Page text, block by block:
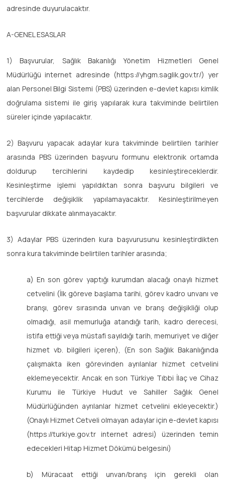
adresinde duyurulacaktır.
A-GENEL ESASLAR
1) Başvurular, Sağlık Bakanlığı Yönetim Hizmetleri Genel
Müdürlüğü internet adresinde (https://yhgm.saglik.gov.tr/) yer
alan Personel Bilgi Sistemi (PBS) üzerinden e-devlet kapısı kimlik
doğrulama sistemi ile giriş yapılarak kura takviminde belirtilen
süreler içinde yapılacaktır.
2) Başvuru yapacak adaylar kura takviminde belirtilen tarihler
arasında PBS üzerinden başvuru formunu elektronik ortamda
doldurup tercihlerini kaydedip kesinleştireceklerdir.
Kesinleştirme işlemi yapıldıktan sonra başvuru bilgileri ve
tercihlerde değişiklik yapılamayacaktır. Kesinleştirilmeyen
başvurular dikkate alınmayacaktır.
3) Adaylar PBS üzerinden kura başvurusunu kesinleştirdikten
sonra kura takviminde belirtilen tarihler arasında;
a) En son görev yaptığı kurumdan alacağı onaylı hizmet
cetvelini (İlk göreve başlama tarihi, görev kadro unvanı ve
branşı, görev sırasında unvan ve branş değişikliği olup
olmadığı, asil memurluğa atandığı tarih, kadro derecesi,
istifa ettiği veya müstafi sayıldığı tarih, memuriyet ve diğer
hizmet vb. bilgileri içeren), (En son Sağlık Bakanlığında
çalışmakta iken görevinden ayrılanlar hizmet cetvelini
eklemeyecektir. Ancak en son Türkiye Tıbbi İlaç ve Cihaz
Kurumu ile Türkiye Hudut ve Sahiller Sağlık Genel
Müdürlüğünden ayrılanlar hizmet cetvelini ekleyecektir.)
(Onaylı Hizmet Cetveli olmayan adaylar için e-devlet kapısı
(https://turkiye.gov.tr internet adresi) üzerinden temin
edecekleri Hitap Hizmet Dökümü belgesini)
b) Müracaat ettiği unvan/branş için gerekli olan